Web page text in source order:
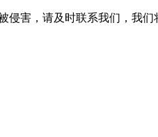
害，请及时联系我们，我们